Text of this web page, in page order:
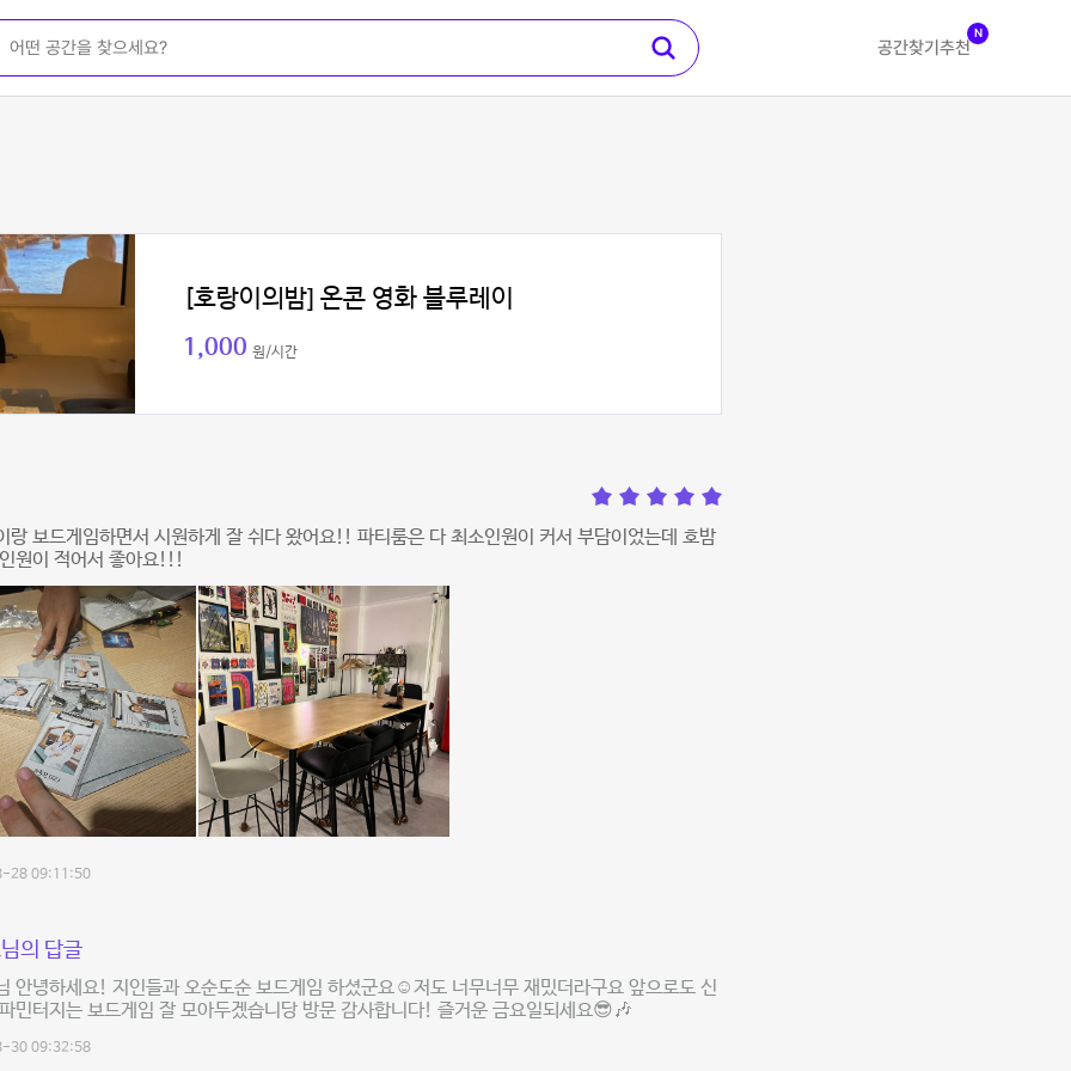
공간찾기 추천
N
[호랑이의밤] 온콘 영화 블루레이
1,000 원/시간
랑 보드게임하면서 시원하게 잘 쉬다 왔어요!! 파티룸은 다 최소인원이 커서 부담이었는데 호밤
원이 적어서 좋아요!!!
28 09:11:50
의 답글
안녕하세요! 지인들과 오순도순 보드게임 하셨군요☺️저도 너무너무 재밌더라구요 앞으로도 신
민터지는 보드게임 잘 모아두겠습니당 방문 감사합니다! 즐거운 금요일되세요😎🎶
30 09:32:58